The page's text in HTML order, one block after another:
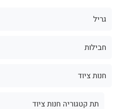
גריל
חבילות
חנות ציוד
תת קטגוריה חנות ציוד